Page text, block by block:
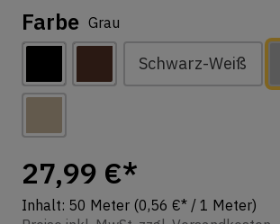
Farbe Grau
Schwarz-Weiß
27,99 €*
Inhalt: 50 Meter (0,56 €* / 1 Meter)